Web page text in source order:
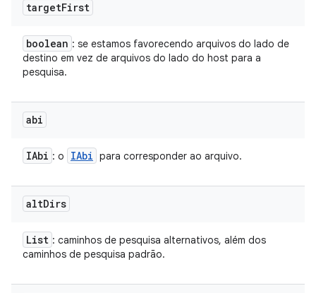
targetFirst
boolean : se estamos favorecendo arquivos do lado de
destino em vez de arquivos do lado do host para a
pesquisa.
abi
IAbi : o IAbi para corresponder ao arquivo.
altDirs
List : caminhos de pesquisa alternativos, além dos
caminhos de pesquisa padrão.